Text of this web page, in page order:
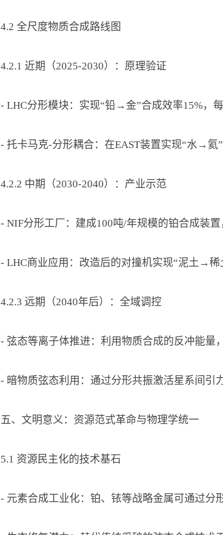
4.2 全尺度物质合成路线图
4.2.1 近期（2025-2030）：原理验证
- LHC分形模块：实现“铅→金”合成效率15%，
- 托卡马克-分形耦合：在EAST装置实现“水→氦
4.2.2 中期（2030-2040）：产业示范
- NIF分形工厂：建成100吨/年规模的铂合成装
- LHC商业应用：改造后的对撞机实现“泥土→稀
4.2.3 远期（2040年后）：全域调控
- 弦态等离子体推进：利用物质合成的反冲能量
- 暗物质弦态利用：通过分形共振激活星系间引
五、文明意义：资源范式革命与物理学统一
5.1 资源民主化的技术基石
- 元素合成工业化：铂、铱等战略金属可通过分